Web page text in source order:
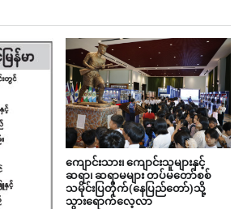
ကျောင်းသား၊ ကျောင်းသူများနှင့်
ဆရာ၊ ဆရာမများ တပ်မတော်စစ်
သမိုင်းပြတိုက်(နေပြည်တော်)သို့
သွားရောက်လေ့လာ